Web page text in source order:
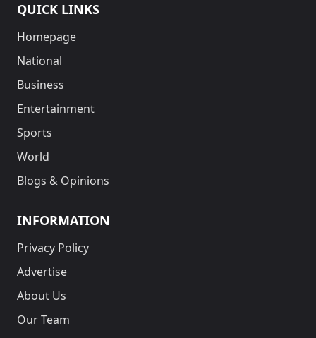
QUICK LINKS
Homepage
National
Business
Entertainment
Sports
World
Blogs & Opinions
INFORMATION
Privacy Policy
Advertise
About Us
Our Team